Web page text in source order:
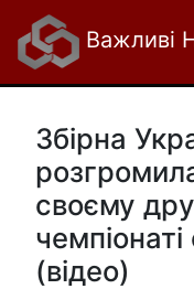
Важливі
Збірна
своєму
(відео)